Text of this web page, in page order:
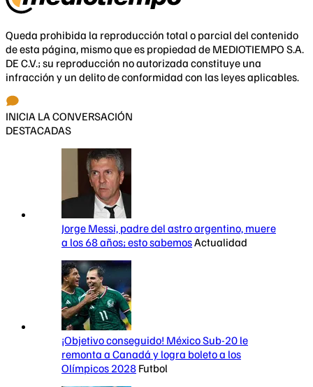
Queda prohibida la reproducción total o parcial del contenido
de esta página, mismo que es propiedad de MEDIOTIEMPO S.A.
DE C.V.; su reproducción no autorizada constituye una
infracción y un delito de conformidad con las leyes aplicables.
INICIA LA CONVERSACIÓN
DESTACADAS
Jorge Messi, padre del astro argentino, muere
a los 68 años; esto sabemosActualidad
¡Objetivo conseguido! México Sub-20 le
remonta a Canadá y logra boleto a los
Olímpicos 2028 Futbol